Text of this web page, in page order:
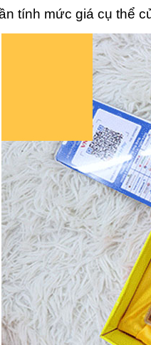
tính mức giá cụ thể